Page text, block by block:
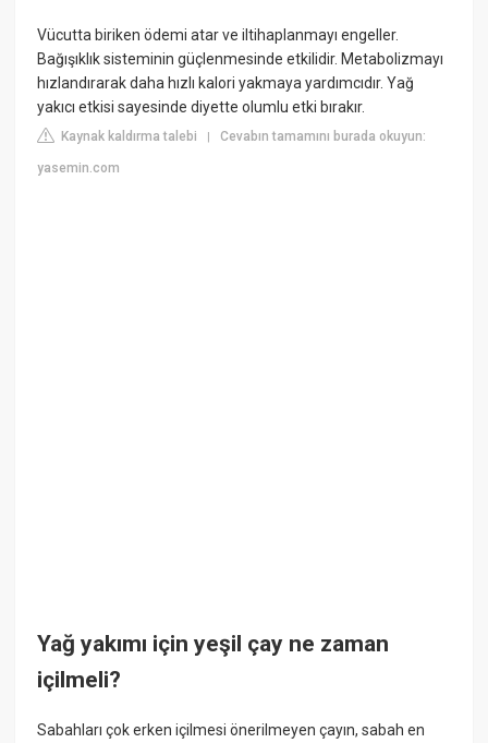
Vücutta biriken ödemi atar ve iltihaplanmayı engeller.
Bağışıklık sisteminin güçlenmesinde etkilidir. Metabolizmayı
hızlandırarak daha hızlı kalori yakmaya yardımcıdır. Yağ
yakıcı etkisi sayesinde diyette olumlu etki bırakır.
Kaynak kaldırma talebi |Cevabın tamamını burada okuyun:
yasemin.com
Yağ yakımı için yeşil çay ne zaman
içilmeli?
Sabahları çok erken içilmesi önerilmeyen çayın, sabah en